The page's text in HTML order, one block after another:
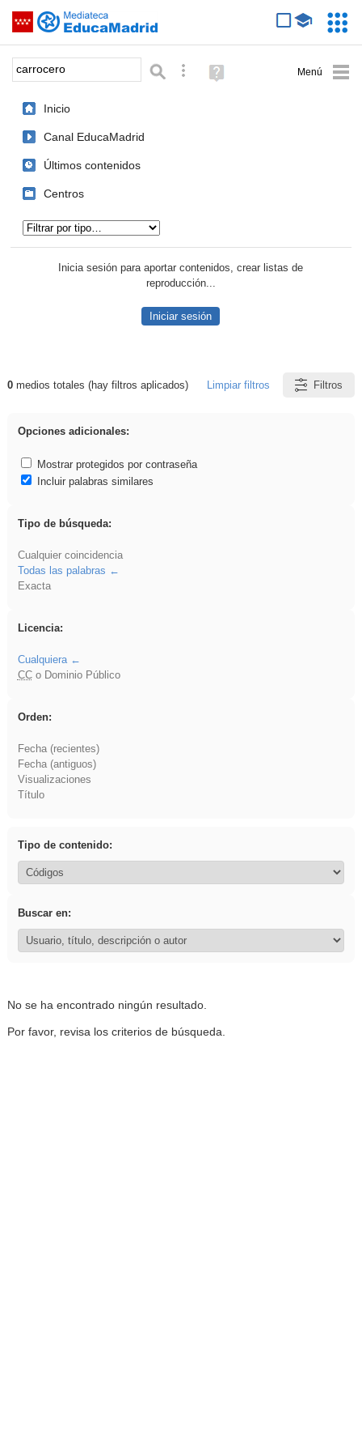
Saltar navegación
Palabra o frase: Búsqueda avanzada
Ayuda
(en
Inicio
Canal EducaMadrid
Últimos contenidos
Centros
Inicia sesión para aportar contenidos, crear listas de
reproducción...
Iniciar sesión
Resultados de: carrocero
0medios totales (hay filtros aplicados) Limpiar filtros Filtros
Opciones adicionales:
Mostrar protegidos por contraseña
Incluir palabras similares
Tipo de búsqueda:
Cualquier coincidencia
Todas las palabras
Exacta
Licencia:
Cualquiera
CCo Dominio Público
Orden:
Fecha (recientes)
Fecha (antiguos)
Visualizaciones
Título
Tipo de contenido:
Buscar en:
No se ha encontrado ningún resultado.
Por favor, revisa los criterios de búsqueda.